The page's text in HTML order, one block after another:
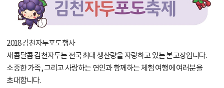
2018 김천자두포도행사
새콤달콤 김천자두는 전국 최대 생산량을 자랑하고 있는 본고장입니다.
소중한 가족, 그리고 사랑하는 연인과 함께하는 체험 여행에 여러분을
초대합니다.